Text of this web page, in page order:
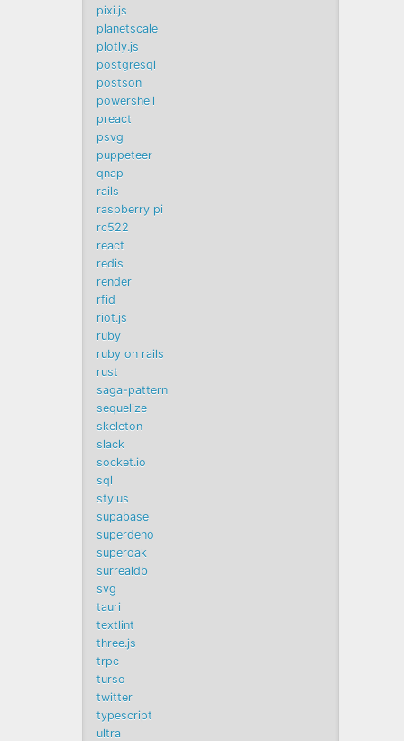
pixi.js
planetscale
plotly.js
postgresql
postson
powershell
preact
psvg
puppeteer
qnap
rails
raspberry pi
rc522
react
redis
render
rfid
riot.js
ruby
ruby on rails
rust
saga-pattern
sequelize
skeleton
slack
socket.io
sql
stylus
supabase
superdeno
superoak
surrealdb
svg
tauri
textlint
three.js
trpc
turso
twitter
typescript
ultra